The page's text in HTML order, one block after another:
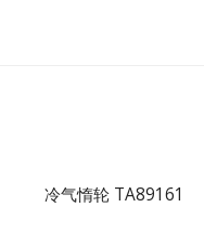
冷气惰轮 TA89161